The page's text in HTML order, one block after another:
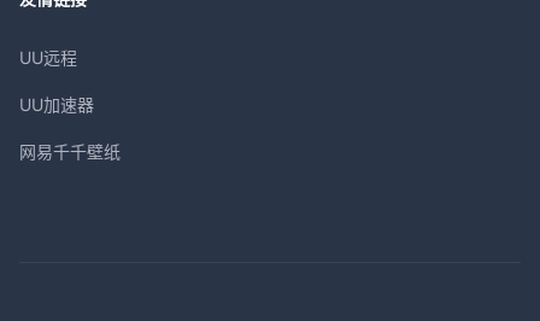
UU远程
UU加速器
网易千千壁纸